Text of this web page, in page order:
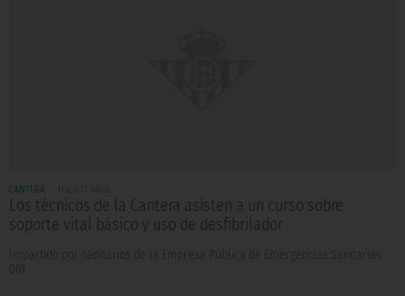
CANTERA
Los técnicos de la Cantera asisten a un curso sobre
soporte vital básico y uso de desfibrilador
Impartido por sanitarios de la Empresa Pública de Emergencias Sanitarias